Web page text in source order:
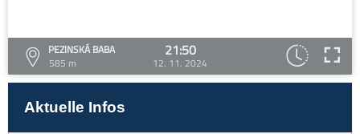
PEZINSKÁ BABA
585 m
21:50
12. 11. 2024
Aktuelle Infos